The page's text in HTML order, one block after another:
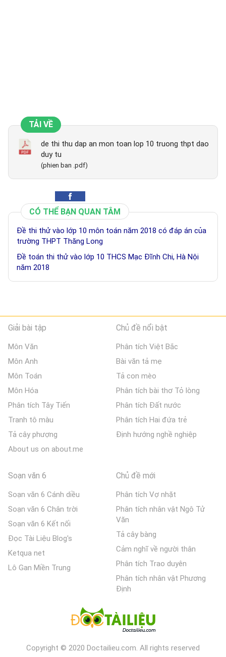
TẢI VỀ
de thi thu dap an mon toan lop 10 truong thpt dao
duy tu
(phien ban .pdf)
CÓ THỂ BẠN QUAN TÂM
Đề thi thử vào lớp 10 môn toán năm 2018 có đáp án của
trường THPT Thăng Long
Đề toán thi thử vào lớp 10 THCS Mạc Đĩnh Chi, Hà Nội
năm 2018
Giải bài tập
Môn Văn
Môn Anh
Môn Toán
Môn Hóa
Phân tích Tây Tiến
Tranh tô màu
Tả cây phượng
About us on about.me
Chủ đề nổi bật
Phân tích Việt Bắc
Bài văn tả mẹ
Tả con mèo
Phân tích bài thơ Tỏ lòng
Phân tích Đất nước
Phân tích Hai đứa trẻ
Định hướng nghề nghiệp
Soạn văn 6
Soạn văn 6 Cánh diều
Soạn văn 6 Chân trời
Soạn văn 6 Kết nối
Đọc Tài Liệu Blog's
Ketqua net
Lô Gan Miền Trung
Chủ đề mới
Phân tích Vợ nhặt
Phân tích nhân vật Ngô Tử
Văn
Tả cây bàng
Cảm nghĩ về người thân
Phân tích Trao duyên
Phân tích nhân vật Phương
Định
Copyright © 2020 Doctailieu.com. All rights reserved